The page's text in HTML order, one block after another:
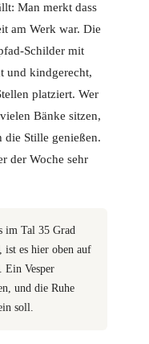
Man merkt dass
am Werk war. Die
Schilder mit
und kindgerecht,
platziert. Wer
Bänke sitzen,
die Stille genießen.
der Woche sehr
im Tal 35 Grad
ist es hier oben auf
Ein Vesper
und die Ruhe
soll.